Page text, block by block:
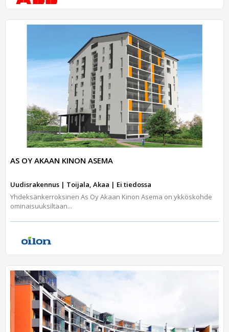
AS OY AKAAN KINON ASEMA
Uudisrakennus | Toijala, Akaa | Ei tiedossa
Yhdeksänkerroksinen As Oy Akaan Kinon Asema on ykköskohde
ominaisuuksiltaan...